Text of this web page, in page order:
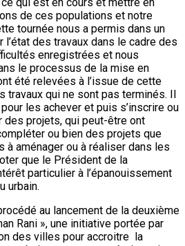
de ces populations et notre
tournée nous a permis dans un
des travaux dans le cadre des
enregistrées et nous
le processus de la mise en
été relevées à l’issue de cette
travaux qui ne sont pas terminés. Il
les achever et puis s’inscrire ou
des projets, qui peut-être ont
ou bien des projets que
aménager ou à réaliser dans les
que le Président de la
particulier à l’épanouissement
urbain.
au lancement de la deuxième
Rani », une initiative portée par
des villes pour accroitre la